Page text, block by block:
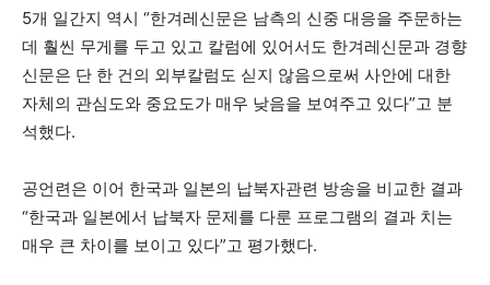
5개 일간지 역시 “한겨레신문은 남측의 신중 대응을 주문하는
데 훨씬 무게를 두고 있고 칼럼에 있어서도 한겨레신문과 경향
신문은 단 한 건의 외부칼럼도 싣지 않음으로써 사안에 대한
자체의 관심도와 중요도가 매우 낮음을 보여주고 있다”고 분
석했다.
공언련은 이어 한국과 일본의 납북자관련 방송을 비교한 결과
“한국과 일본에서 납북자 문제를 다룬 프로그램의 결과 치는
매우 큰 차이를 보이고 있다”고 평가했다.